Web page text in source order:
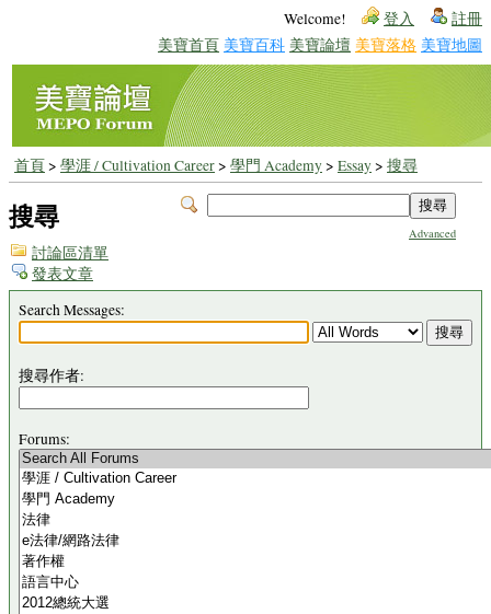
Welcome! 登入 註冊
美寶首頁 美寶百科 美寶論壇 美寶落格 美寶地圖
首頁> 學涯 / Cultivation Career> 學門 Academy> Essay> 搜尋
Advanced
搜尋
討論區清單
發表文章
Search Messages:
搜尋作者:
Forums: